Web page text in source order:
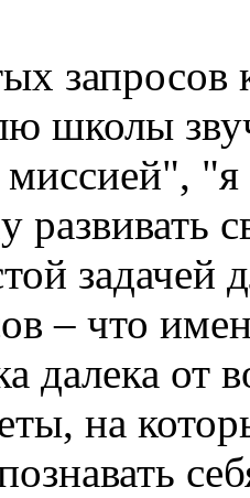
запросов
школы
развивать
задачей
– что
далека от
на